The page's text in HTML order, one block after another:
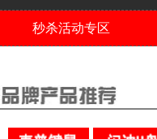
秒杀活动专区